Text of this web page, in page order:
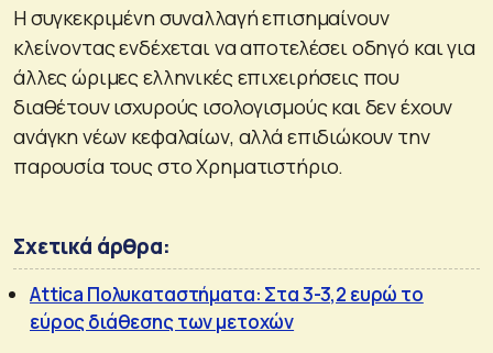
Η συγκεκριμένη συναλλαγή επισημαίνουν
κλείνοντας ενδέχεται να αποτελέσει οδηγό και για
άλλες ώριμες ελληνικές επιχειρήσεις που
διαθέτουν ισχυρούς ισολογισμούς και δεν έχουν
ανάγκη νέων κεφαλαίων, αλλά επιδιώκουν την
παρουσία τους στο Χρηματιστήριο.
Σχετικά άρθρα:
Attica Πολυκαταστήματα: Στα 3-3,2 ευρώ το
εύρος διάθεσης των μετοχών